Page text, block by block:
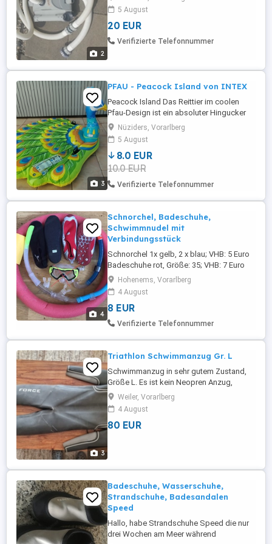
2
5 August
20 EUR
Verifizierte Telefonnummer
3
PFAU - Peacock Island von INTEX
Peacock Island Das Reittier im coolen
Pfau-Design ist ein absoluter Hingucker
im Wasser. Für eine erhöhte Sicherheit
sorgen 2 massive Haltegriffe und 3
Luftkammern geben dem Reittier mehr
Stabilität. Fast wie neu, nur 1x gebraucht.
Ab 6 Jahren.
Nüziders, Vorarlberg
5 August
8.0 EUR
10.0 EUR
Verifizierte Telefonnummer
4
Schnorchel, Badeschuhe,
Schwimmnudel mit
Verbindungsstück
Schnorchel 1x gelb, 2 x blau; VHB: 5 Euro
Badeschuhe rot, Größe: 35; VHB: 7 Euro
Badeschuhe schwarz, Größe: 36 37; VHB:
8 Euro Schwimmnudel 6,5 cm rot mit
Verbindungsstück gelb VHB: 4 Euro Alle
Teile einzeln oder im Konvolut erhältlich,
Taucherbrille ist nicht mehr erhältlich!
Hohenems, Vorarlberg
4 August
8 EUR
Verifizierte Telefonnummer
3
Triathlon Schwimmanzug Gr. L
Schwimmanzug in sehr gutem Zustand,
Größe L. Es ist kein Neopren Anzug,
sondern ein Schwimmanzug!
Weiler, Vorarlberg
4 August
80 EUR
Badeschuhe, Wasserschuhe,
Strandschuhe, Badesandalen
Speed
Hallo, habe Strandschuhe Speed die nur
drei Wochen am Meer während